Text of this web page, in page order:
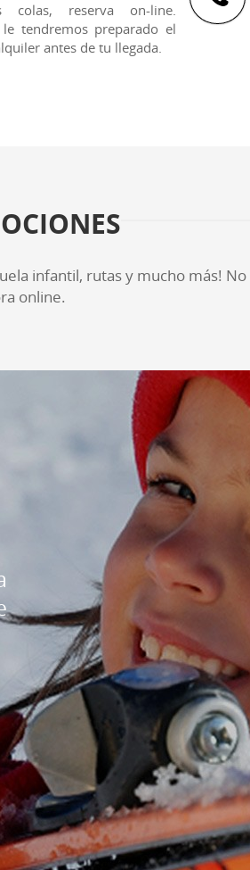
colas, reserva on-line.
tendremos preparado el
antes de tu llegada.
infantil, rutas y mucho más!
online.